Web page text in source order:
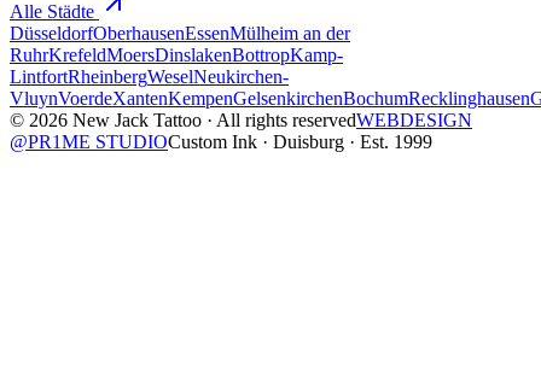
Alle Städte
DüsseldorfOberhausenEssenMülheim an der
RuhrKrefeldMoersDinslakenBottropKamp-
LintfortRheinbergWeselNeukirchen-
VluynVoerdeXantenKempenGelsenkirchenBochumRecklinghausen
© 2026 New Jack Tattoo · All rights reservedWEBDESIGN
@PR1ME STUDIOCustom Ink · Duisburg · Est. 1999